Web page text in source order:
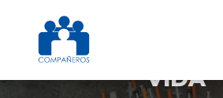
VIDA